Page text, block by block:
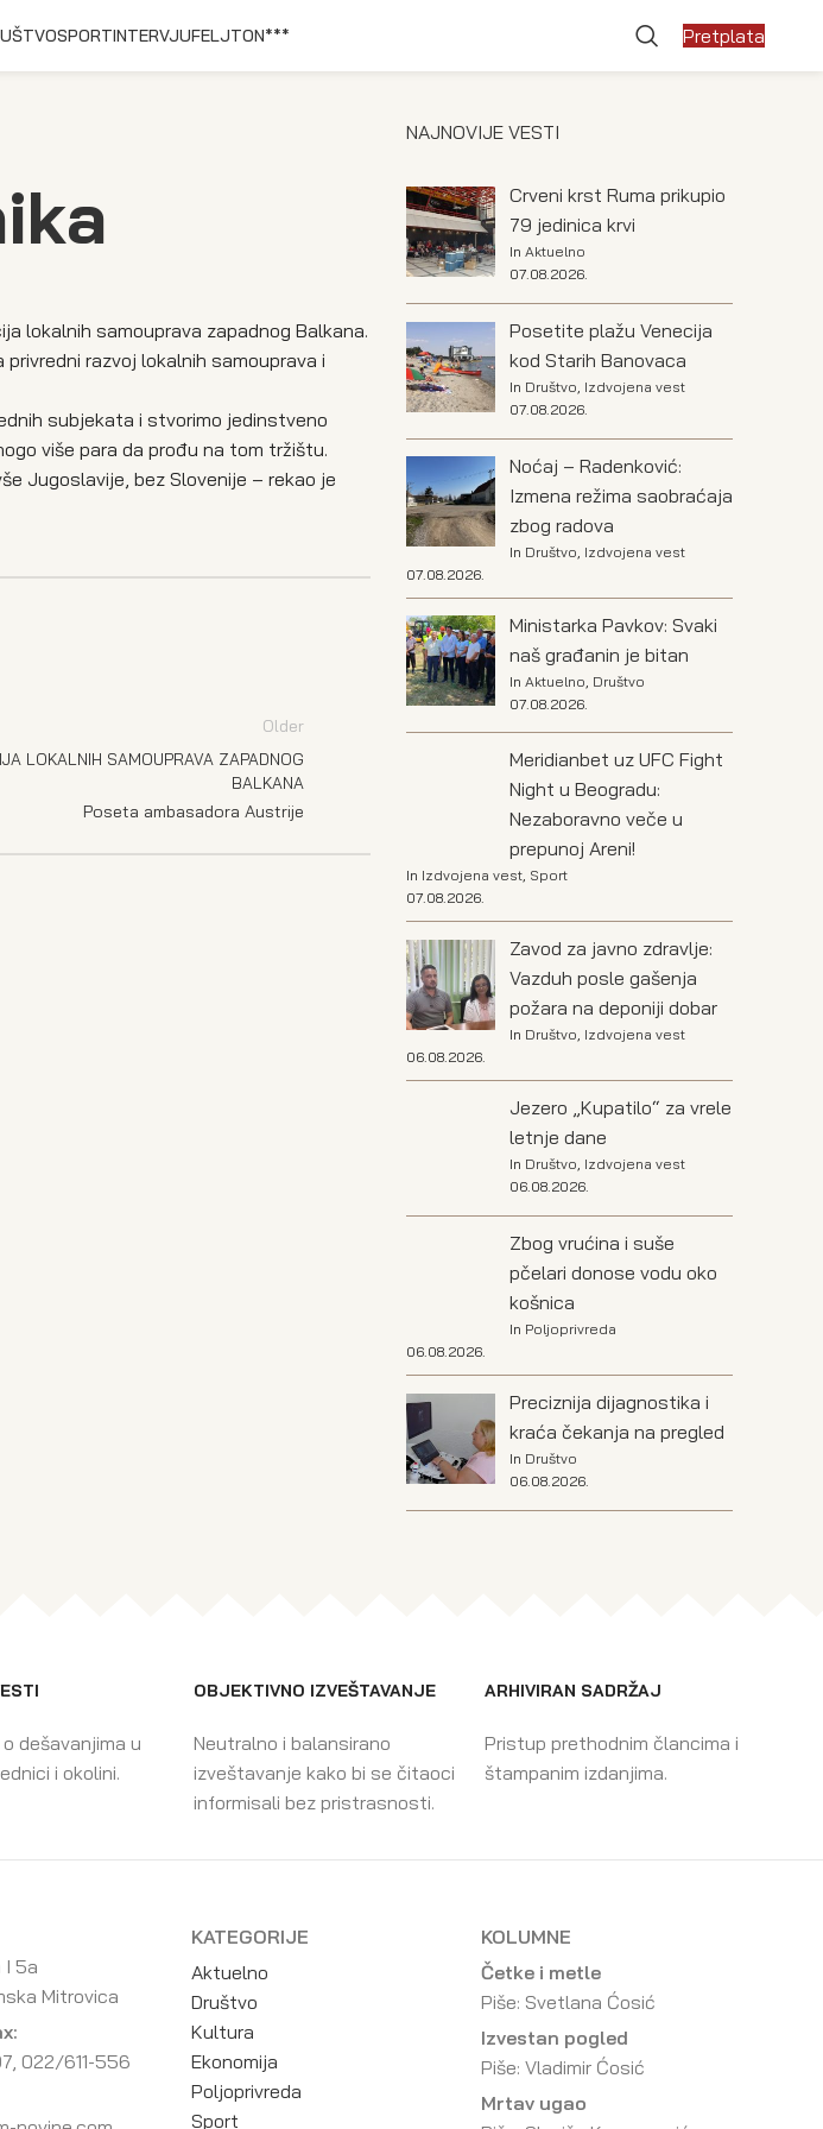
SPORTINTERVJUFELJTON*** Pretplata
lokalnih samouprava zapadnog Balkana.
razvoj lokalnih samouprava i
subjekata i stvorimo jedinstveno
više para da prođu na tom tržištu.
Jugoslavije, bez Slovenije – rekao je
Older
LOKALNIH SAMOUPRAVA ZAPADNOG
BALKANA
Poseta ambasadora Austrije
NAJNOVIJE VESTI
Crveni krst Ruma prikupio
79 jedinica krvi
In Aktuelno
07.08.2026.
Posetite plažu Venecija
kod Starih Banovaca
In Društvo Izdvojena vest
07.08.2026.
Noćaj – Radenković:
Izmena režima saobraćaja
zbog radova
In Društvo Izdvojena vest
07.08.2026.
Ministarka Pavkov: Svaki
naš građanin je bitan
In Aktuelno Društvo
07.08.2026.
Meridianbet uz UFC Fight
Night u Beogradu:
Nezaboravno veče u
prepunoj Areni!
In Izdvojena vest, Sport
07.08.2026.
Zavod za javno zdravlje:
Vazduh posle gašenja
požara na deponiji dobar
In Društvo, Izdvojena vest
06.08.2026.
Jezero „Kupatilo“ za vrele
letnje dane
In Društvo, Izdvojena vest
06.08.2026.
Zbog vrućina i suše
pčelari donose vodu oko
košnica
In Poljoprivreda
06.08.2026.
Preciznija dijagnostika i
kraća čekanja na pregled
In Društvo
06.08.2026.
dešavanjima u
i okolini.
OBJEKTIVNO IZVEŠTAVANJE
Neutralno i balansirano
izveštavanje kako bi se čitaoci
informisali bez pristrasnosti.
ARHIVIRAN SADRŽAJ
Pristup prethodnim člancima i
štampanim izdanjima.
I 5a
Mitrovica
022/611-556
KATEGORIJE
Aktuelno
Društvo
Kultura
Ekonomija
Poljoprivreda
Sport
KOLUMNE
Četke i metle
Piše: Svetlana Ćosić
Izvestan pogled
Piše: Vladimir Ćosić
Mrtav ugao